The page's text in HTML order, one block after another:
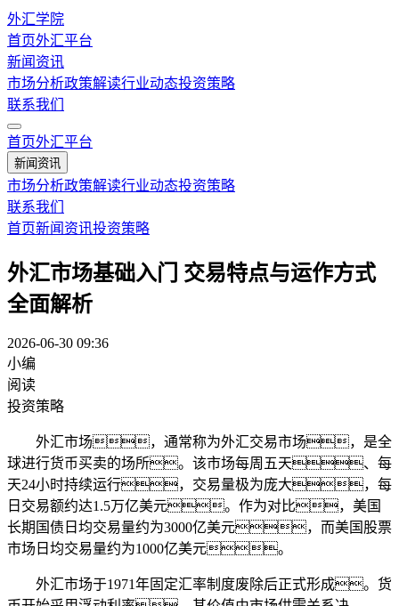
外汇学院
首页外汇平台
新闻资讯
市场分析政策解读行业动态投资策略
联系我们
首页外汇平台
新闻资讯
市场分析政策解读行业动态投资策略
联系我们
首页新闻资讯投资策略
外汇市场基础入门 交易特点与运作方式
全面解析
2026-06-30 09:36
小编
阅读
投资策略
外汇市场，通常称为外汇交易市场，是全
球进行货币买卖的场所。该市场每周五天、每
天24小时持续运行，交易量极为庞大，每
日交易额约达1.5万亿美元。作为对比，美国
长期国债日均交易量约为3000亿美元，而美国股票
市场日均交易量约为1000亿美元。
外汇市场于1971年固定汇率制度废除后正式形成。货